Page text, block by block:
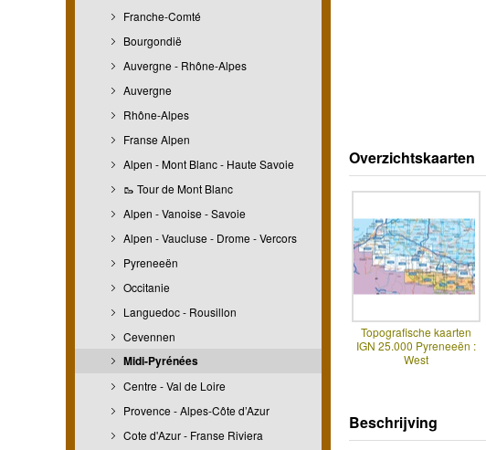
Franche-Comté
Bourgondië
Auvergne - Rhône-Alpes
Auvergne
Rhône-Alpes
Franse Alpen
Alpen - Mont Blanc - Haute Savoie
🥾 Tour de Mont Blanc
Alpen - Vanoise - Savoie
Alpen - Vaucluse - Drome - Vercors
Pyreneeën
Occitanie
Languedoc - Rousillon
Cevennen
Midi-Pyrénées
Centre - Val de Loire
Provence - Alpes-Côte d’Azur
Cote d'Azur - Franse Riviera
Overzichtskaarten
Topografische kaarten
IGN 25.000 Pyreneeën :
West
Beschrijving